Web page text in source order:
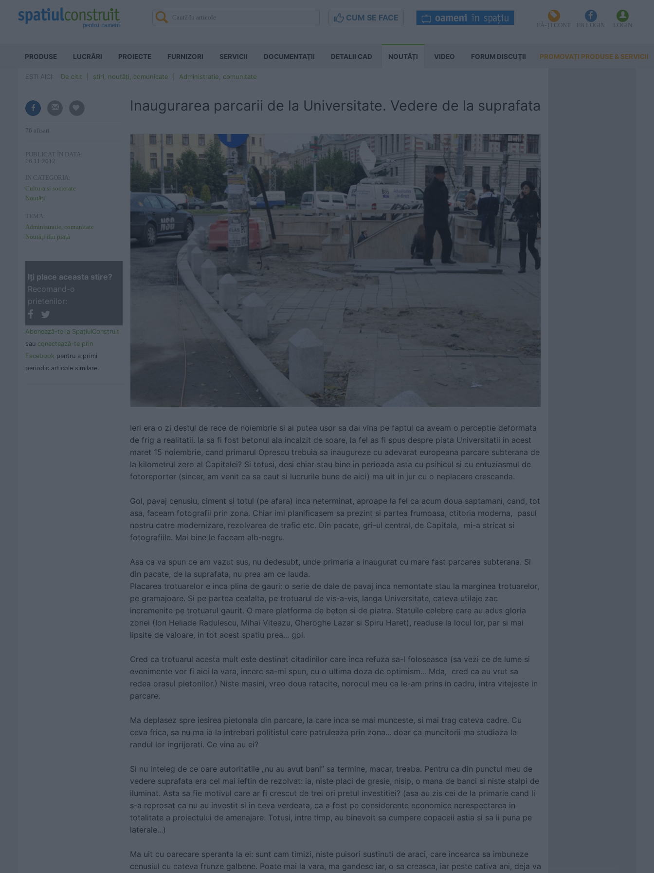
CUM SE FACE
FĂ-ȚI CONT FB LOGIN LOGIN
PRODUSE LUCRĂRI PROIECTE FURNIZORI SERVICII DOCUMENTAŢII DETALII CAD NOUTĂȚI VIDEO FORUM DISCUŢII PROMOVAȚI PRODUSE & SERVICII
EȘTI AICI: De citit știri, noutăți, comunicate Administratie, comunitate
76 afisari
PUBLICAT ÎN DATA:
16.11.2012
IN CATEGORIA:
Cultura si societate
Noutăți
TEMA:
Administratie, comunitate
Noutăți din piață
Iţi place aceasta stire?
Recomand-o
prietenilor:
Abonează-te la SpaţiulConstruit
sau conectează-te prin
Facebook pentru a primi
periodic articole similare.
Inaugurarea parcarii de la Universitate. Vedere de la suprafata
Ieri era o zi destul de rece de noiembrie si ai putea usor sa dai vina pe faptul ca aveam o perceptie deformata
de frig a realitatii. Ia sa fi fost betonul ala incalzit de soare, la fel as fi spus despre piata Universitatii in acest
maret 15 noiembrie, cand primarul Oprescu trebuia sa inaugureze cu adevarat europeana parcare subterana de
la kilometrul zero al Capitalei? Si totusi, desi chiar stau bine in perioada asta cu psihicul si cu entuziasmul de
fotoreporter (sincer, am venit ca sa caut si lucrurile bune de aici) ma uit in jur cu o neplacere crescanda.
Gol, pavaj cenusiu, ciment si totul (pe afara) inca neterminat, aproape la fel ca acum doua saptamani, cand, tot
asa, faceam fotografii prin zona. Chiar imi planificasem sa prezint si partea frumoasa, ctitoria moderna, pasul
nostru catre modernizare, rezolvarea de trafic etc. Din pacate, gri-ul central, de Capitala, mi-a stricat si
fotografiile. Mai bine le faceam alb-negru.
Asa ca va spun ce am vazut sus, nu dedesubt, unde primaria a inaugurat cu mare fast parcarea subterana. Si
din pacate, de la suprafata, nu prea am ce lauda.
Placarea trotuarelor e inca plina de gauri: o serie de dale de pavaj inca nemontate stau la marginea trotuarelor,
pe gramajoare. Si pe partea cealalta, pe trotuarul de vis-a-vis, langa Universitate, cateva utilaje zac
incremenite pe trotuarul gaurit. O mare platforma de beton si de piatra. Statuile celebre care au adus gloria
zonei (Ion Heliade Radulescu, Mihai Viteazu, Gheroghe Lazar si Spiru Haret), readuse la locul lor, par si mai
lipsite de valoare, in tot acest spatiu prea... gol.
Cred ca trotuarul acesta mult este destinat citadinilor care inca refuza sa-l foloseasca (sa vezi ce de lume si
evenimente vor fi aici la vara, incerc sa-mi spun, cu o ultima doza de optimism... Mda, cred ca au vrut sa
redea orasul pietonilor.) Niste masini, vreo doua ratacite, norocul meu ca le-am prins in cadru, intra vitejeste in
parcare.
Ma deplasez spre iesirea pietonala din parcare, la care inca se mai munceste, si mai trag cateva cadre. Cu
ceva frica, sa nu ma ia la intrebari politistul care patruleaza prin zona... doar ca muncitorii ma studiaza la
randul lor ingrijorati. Ce vina au ei?
Si nu inteleg de ce oare autoritatile „nu au avut bani” sa termine, macar, treaba. Pentru ca din punctul meu de
vedere suprafata era cel mai ieftin de rezolvat: ia, niste placi de gresie, nisip, o mana de banci si niste stalpi de
iluminat. Asta sa fie motivul care ar fi crescut de trei ori pretul investitiei? (asa au zis cei de la primarie cand li
s-a reprosat ca nu au investit si in ceva verdeata, ca a fost pe considerente economice nerespectarea in
totalitate a proiectului de amenajare. Totusi, intre timp, au binevoit sa cumpere copaceii astia si sa ii puna pe
laterale...)
Ma uit cu oarecare speranta la ei: sunt cam timizi, niste puisori sustinuti de araci, care incearca sa imbuneze
cenusiul cu cateva frunze galbene. Poate mai la vara, ma gandesc iar, o sa creasca, iar peste cativa ani, deja va